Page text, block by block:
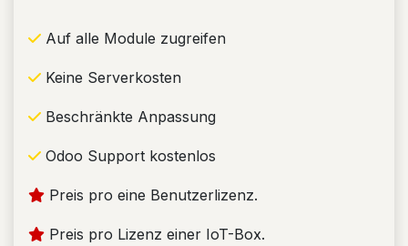
Auf alle Module zugreifen
Keine Serverkosten
Beschränkte Anpassung
Odoo Support kostenlos
Preis pro eine Benutzerlizenz.
Preis pro Lizenz einer IoT-Box.